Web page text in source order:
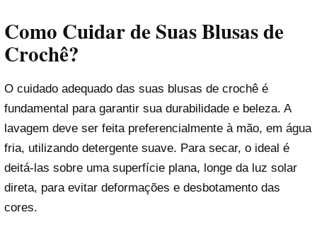
Como Cuidar de Suas Blusas de
Crochê?
O cuidado adequado das suas blusas de crochê é
fundamental para garantir sua durabilidade e beleza. A
lavagem deve ser feita preferencialmente à mão, em água
fria, utilizando detergente suave. Para secar, o ideal é
deitá-las sobre uma superfície plana, longe da luz solar
direta, para evitar deformações e desbotamento das
cores.